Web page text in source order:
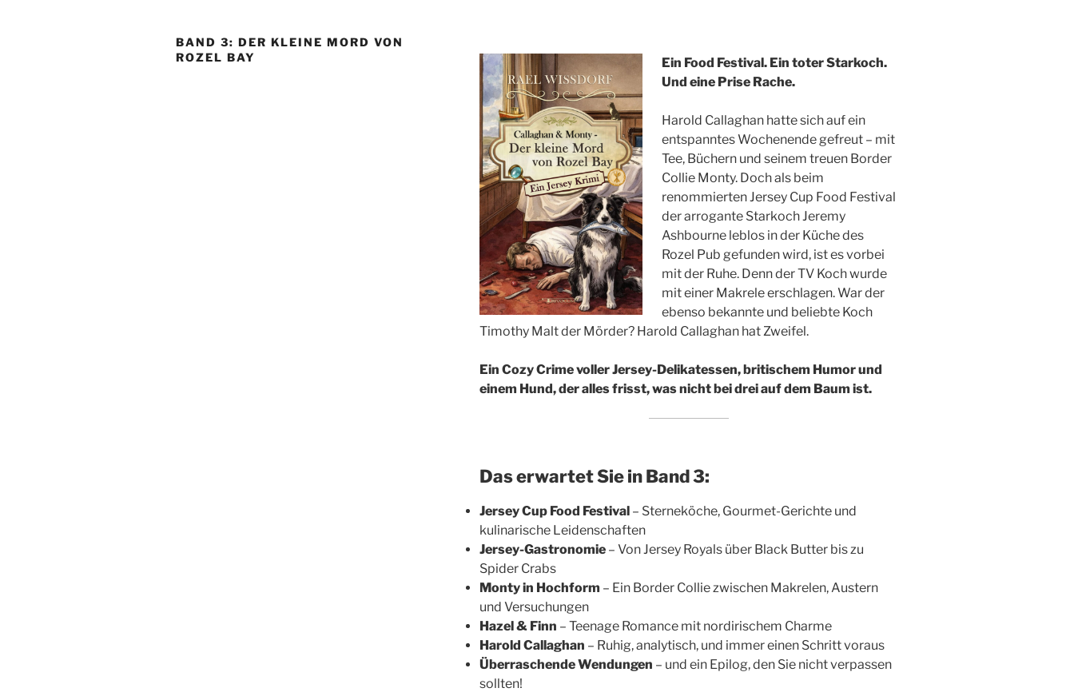
BAND 3: DER KLEINE MORD VON
ROZEL BAY
Ein Food Festival. Ein toter Starkoch.
Und eine Prise Rache.
Harold Callaghan hatte sich auf ein
entspanntes Wochenende gefreut – mit
Tee, Büchern und seinem treuen Border
Collie Monty. Doch als beim
renommierten Jersey Cup Food Festival
der arrogante Starkoch Jeremy
Ashbourne leblos in der Küche des
Rozel Pub gefunden wird, ist es vorbei
mit der Ruhe. Denn der TV Koch wurde
mit einer Makrele erschlagen. War der
ebenso bekannte und beliebte Koch
Timothy Malt der Mörder? Harold Callaghan hat Zweifel.
Ein Cozy Crime voller Jersey-Delikatessen, britischem Humor und
einem Hund, der alles frisst, was nicht bei drei auf dem Baum ist.
Das erwartet Sie in Band 3:
Jersey Cup Food Festival– Sterneköche, Gourmet-Gerichte und
kulinarische Leidenschaften
Jersey-Gastronomie– Von Jersey Royals über Black Butter bis zu
Spider Crabs
Monty in Hochform – Ein Border Collie zwischen Makrelen, Austern
und Versuchungen
Hazel & Finn – Teenage Romance mit nordirischem Charme
Harold Callaghan – Ruhig, analytisch, und immer einen Schritt voraus
Überraschende Wendungen – und ein Epilog, den Sie nicht verpassen
sollten!